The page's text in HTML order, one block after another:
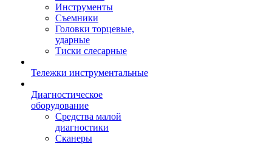
Инструменты
Съемники
Головки торцевые,
ударные
Тиски слесарные
Тележки инструментальные
Диагностическое
оборудование
Средства малой
диагностики
Сканеры